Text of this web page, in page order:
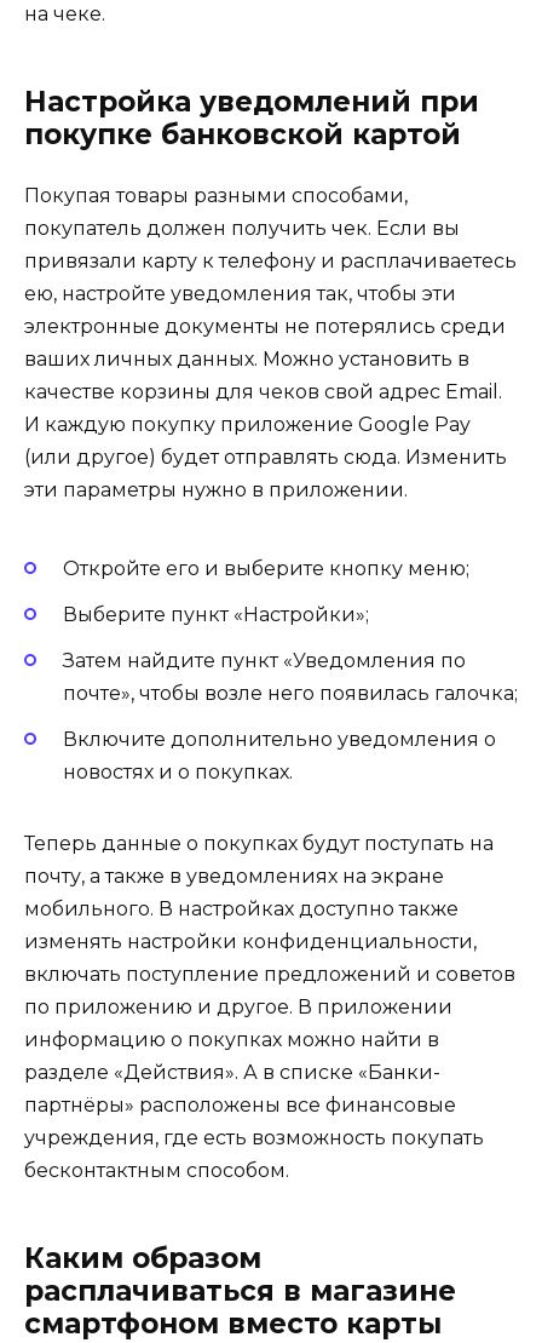
на чеке.
Настройка уведомлений при
покупке банковской картой
Покупая товары разными способами,
покупатель должен получить чек. Если вы
привязали карту к телефону и расплачиваетесь
ею, настройте уведомления так, чтобы эти
электронные документы не потерялись среди
ваших личных данных. Можно установить в
качестве корзины для чеков свой адрес Email.
И каждую покупку приложение Google Pay
(или другое) будет отправлять сюда. Изменить
эти параметры нужно в приложении.
Откройте его и выберите кнопку меню;
Выберите пункт «Настройки»;
Затем найдите пункт «Уведомления по
почте», чтобы возле него появилась галочка;
Включите дополнительно уведомления о
новостях и о покупках.
Теперь данные о покупках будут поступать на
почту, а также в уведомлениях на экране
мобильного. В настройках доступно также
изменять настройки конфиденциальности,
включать поступление предложений и советов
по приложению и другое. В приложении
информацию о покупках можно найти в
разделе «Действия». А в списке «Банки-
партнёры» расположены все финансовые
учреждения, где есть возможность покупать
бесконтактным способом.
Каким образом
расплачиваться в магазине
смартфоном вместо карты